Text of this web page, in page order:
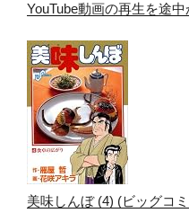
YouTube動画の再生を途
美味しんぼ (4) (ビッグコ